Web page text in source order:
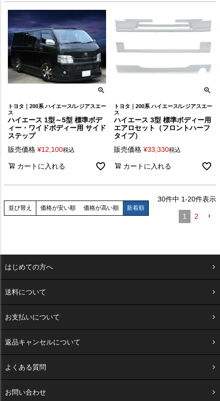
トヨタ｜200系 ハイエース/レジアスエー
ス
ハイエース 1型～5型 標準ボデ
ィー・ワイドボディー用 サイド
ステップ
販売価格 ¥12,100税込
カートに入れる
トヨタ｜200系 ハイエース/レジアスエー
ス
ハイエース 3型 標準ボディー用
エアロセット（フロントハーフ
タイプ）
販売価格 ¥33,330税込
カートに入れる
並び替え 価格が安い順 価格が高い順 新着順
30件中 1-20件表示
1 2
はじめての方へ
送料について
お支払いについて
返品キャンセルについて
よくある質問
お問い合わせ